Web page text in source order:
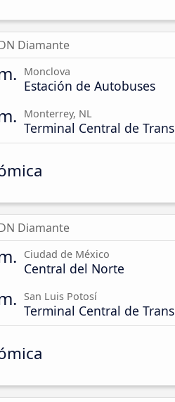
Diamante
Monclova
Estación de Autobuses
Monterrey, NL
Terminal Central de
Diamante
Ciudad de México
Central del Norte
San Luis Potosí
Terminal Central de